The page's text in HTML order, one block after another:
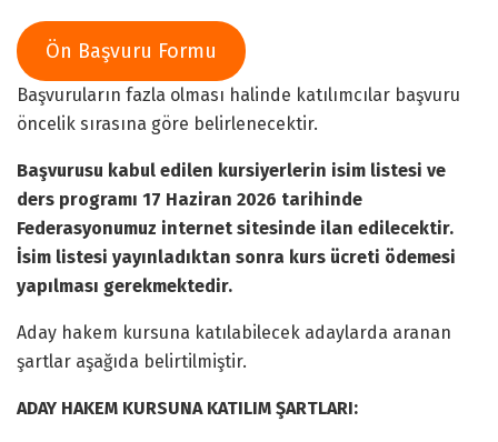
Ön Başvuru Formu
Başvuruların fazla olması halinde katılımcılar başvuru
öncelik sırasına göre belirlenecektir.
Başvurusu kabul edilen kursiyerlerin isim listesi ve
ders programı 17 Haziran 2026 tarihinde
Federasyonumuz internet sitesinde ilan edilecektir.
İsim listesi yayınladıktan sonra kurs ücreti ödemesi
yapılması gerekmektedir.
Aday hakem kursuna katılabilecek adaylarda aranan
şartlar aşağıda belirtilmiştir.
ADAY HAKEM KURSUNA KATILIM ŞARTLARI: